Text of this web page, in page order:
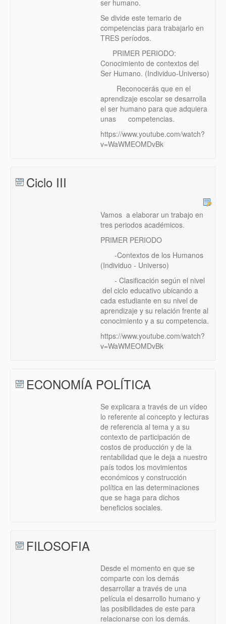
ser humano.
Se divide este temario de
competencias para trabajarlo en
TRES períodos.
PRIMER PERIODO:
Conocimiento de contextos del
Ser Humano. (Individuo-Universo)
Reconocerás que en el
aprendizaje escolar se desarrolla
el ser humano para que adquiera
unas competencias.
https://www.youtube.com/watch?
v=WaWMEOMDvBk
Ciclo III
Vamos a elaborar un trabajo en
tres periodos académicos.
PRIMER PERIODO
-Contextos de los Humanos
(Individuo - Universo)
- Clasificación según el nivel
del ciclo educativo ubicando a
cada estudiante en su nivel de
aprendizaje y su relación frente al
conocimiento y a su competencia.
https://www.youtube.com/watch?
v=WaWMEOMDvBk
ECONOMÍA POLÍTICA
Se explicara a través de un vídeo
lo referente al concepto y lecturas
de referencia al tema y a su
contexto de participación de
costos de producción y de la
rentabilidad que le deja a nuestro
país todos los movimientos
económicos y construcción
política en las determinaciones
que se haga para dichos
beneficios sociales.
FILOSOFIA
Desde el momento en que se
comparte con los demás
desarrollar a través de una
película el desarrollo humano y
las posibilidades de este para
relacionarse con los demás.